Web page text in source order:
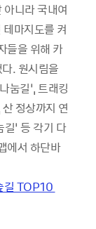
니라 국내여
마지도를 켜
들을 위해 카
. 원시림을
눔길’, 트래킹
정상까지 연
’ 등 각기 다
에서 하단바
길 TOP10